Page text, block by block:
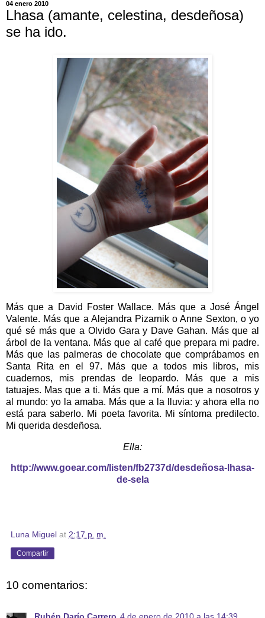
04 enero 2010
Lhasa (amante, celestina, desdeñosa)
se ha ido.
Más que a David Foster Wallace. Más que a José Ángel
Valente. Más que a Alejandra Pizarnik o Anne Sexton, o yo
qué sé más que a Olvido Gara y Dave Gahan. Más que al
árbol de la ventana. Más que al café que prepara mi padre.
Más que las palmeras de chocolate que comprábamos en
Santa Rita en el 97. Más que a todos mis libros, mis
cuadernos, mis prendas de leopardo. Más que a mis
tatuajes. Mas que a ti. Más que a mí. Más que a nosotros y
al mundo: yo la amaba. Más que a la lluvia: y ahora ella no
está para saberlo. Mi poeta favorita. Mi síntoma predilecto.
Mi querida desdeñosa.
Ella:
http://www.goear.com/listen/fb2737d/desdeñosa-lhasa-
de-sela
Luna Miguel at 2:17 p. m.
Compartir
10 comentarios:
Rubén Darío Carrero 4 de enero de 2010 a las 14:39